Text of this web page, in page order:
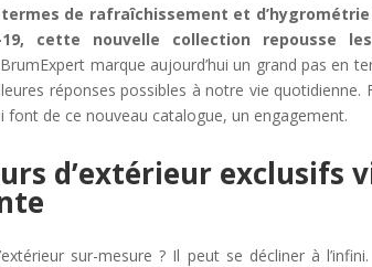
de rafraîchissement et
cette nouvelle collection repousse
marque aujourd’hui un grand pas en
réponses possibles à notre vie quotidienne.
font de ce nouveau catalogue, un engagement.
d’extérieur exclusifs
sur-mesure ? Il peut se décliner à l’infini.